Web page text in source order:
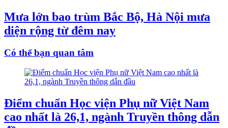
Mưa lớn bao trùm Bắc Bộ, Hà Nội mưa
diện rộng từ đêm nay
Có thể bạn quan tâm
Điểm chuẩn Học viện Phụ nữ Việt Nam
cao nhất là 26,1, ngành Truyền thông dẫn